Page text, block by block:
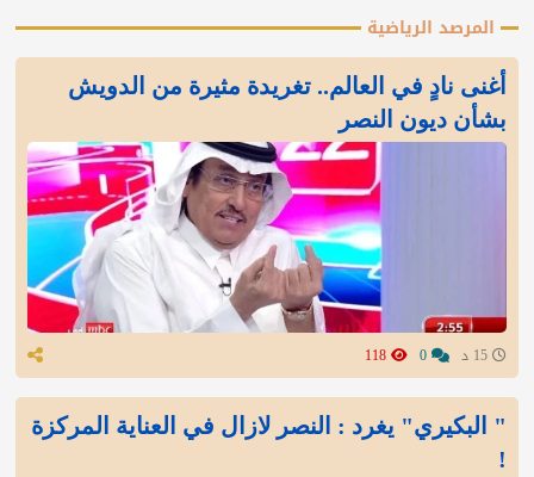
المرصد الرياضية
أغنى نادٍ في العالم.. تغريدة مثيرة من الدويش
بشأن ديون النصر
" البكيري" يغرد : النصر لازال في العناية المركزة
!